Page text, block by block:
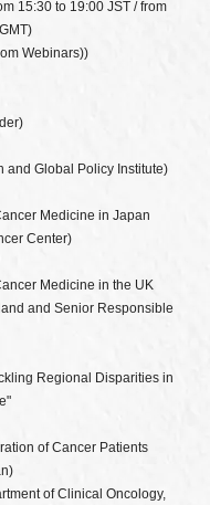
15:30 to 19:00 JST / from
Webinars))
and Global Policy Institute)
Medicine in Japan
Center)
Medicine in the UK
and Senior Responsible
Regional Disparities in
of Cancer Patients
of Clinical Oncology,